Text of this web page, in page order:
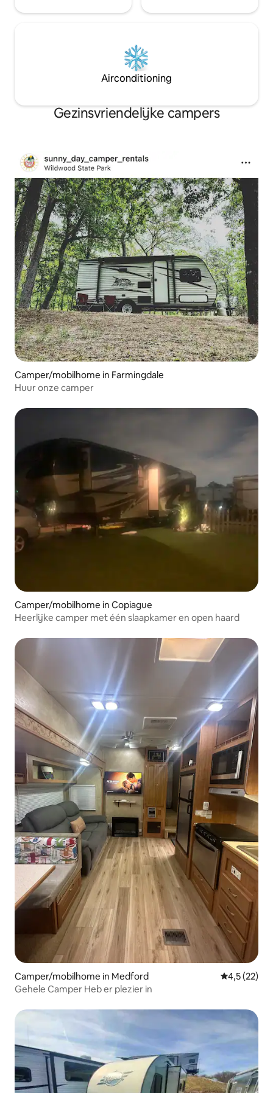
Airconditioning
Gezinsvriendelijke campers
Camper/mobilhome in Farmingdale
Huur onze camper
Camper/mobilhome in Copiague
Heerlijke camper met één slaapkamer en open haard
Camper/mobilhome in Medford
4,5 (22)
Gehele Camper Heb er plezier in